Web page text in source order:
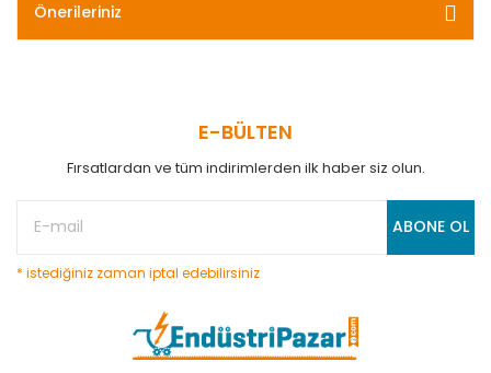
Önerileriniz
E-BÜLTEN
Fırsatlardan ve tüm indirimlerden ilk haber siz olun.
ABONE OL
* istediğiniz zaman iptal edebilirsiniz